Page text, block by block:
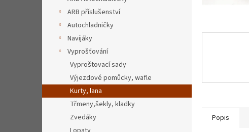
ARB příslušenství
Autochladničky
Navijáky
Vyprošťování
Vyproštovací sady
Výjezdové pomůcky, wafle
Kurty, lana
Třmeny,šekly, kladky
Zvedáky
Popis